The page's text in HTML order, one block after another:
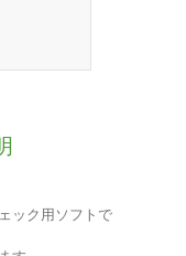
ック用ソフトで